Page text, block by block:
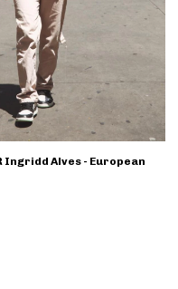
Ingridd Alves - European